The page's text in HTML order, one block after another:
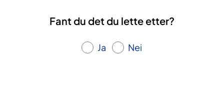
Fant du det du lette etter?
Ja Nei